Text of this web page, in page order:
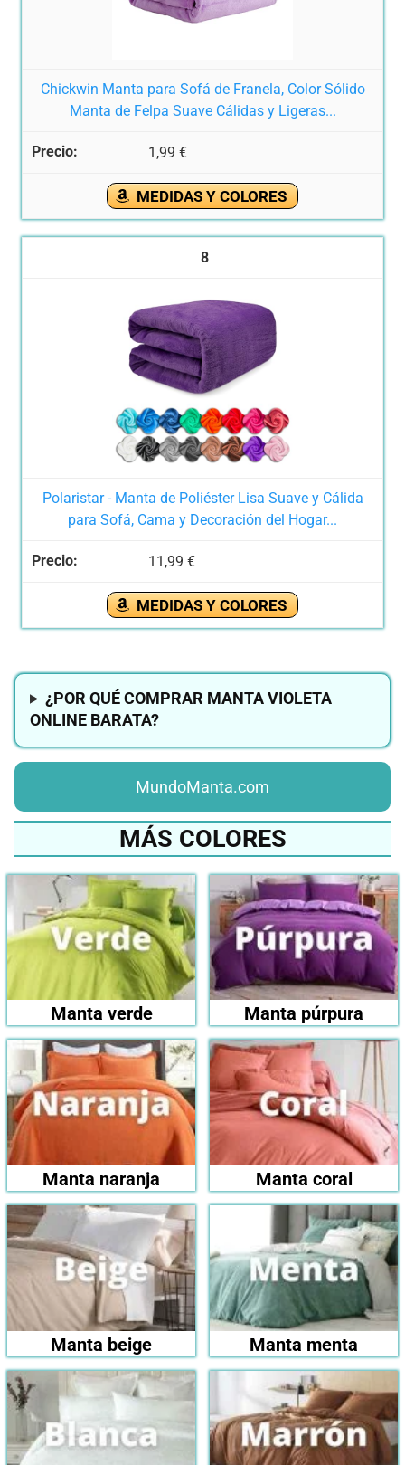
Chickwin Manta para Sofá de Franela, Color Sólido
Manta de Felpa Suave Cálidas y Ligeras...
1,99 €
MEDIDAS Y COLORES
8
Polaristar - Manta de Poliéster Lisa Suave y Cálida
para Sofá, Cama y Decoración del Hogar...
11,99 €
MEDIDAS Y COLORES
¿POR QUÉ COMPRAR MANTA VIOLETA
ONLINE BARATA?
MundoManta.com
MÁS COLORES
Manta verde Manta púrpura
Manta naranja Manta coral
Manta beige Manta menta